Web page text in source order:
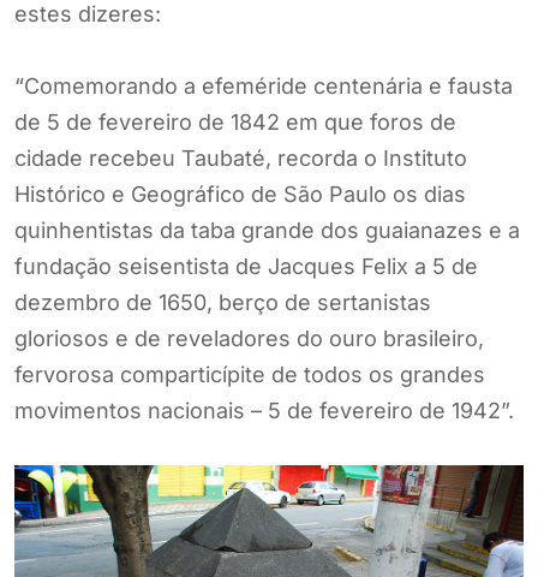
estes dizeres:
“Comemorando a efeméride centenária e fausta
de 5 de fevereiro de 1842 em que foros de
cidade recebeu Taubaté, recorda o Instituto
Histórico e Geográfico de São Paulo os dias
quinhentistas da taba grande dos guaianazes e a
fundação seisentista de Jacques Felix a 5 de
dezembro de 1650, berço de sertanistas
gloriosos e de reveladores do ouro brasileiro,
fervorosa comparticípite de todos os grandes
movimentos nacionais – 5 de fevereiro de 1942”.